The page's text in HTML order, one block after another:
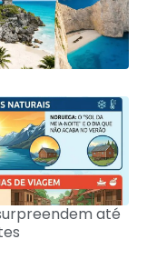
até